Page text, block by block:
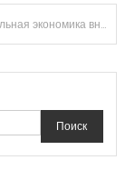
Иррациональная экономика внимания: корреляция между циклом Сокращения сжатия и картографического построителя
Поиск